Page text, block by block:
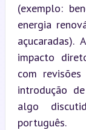
(exemplo:
energia
impacto
com
introdução
algo
português.